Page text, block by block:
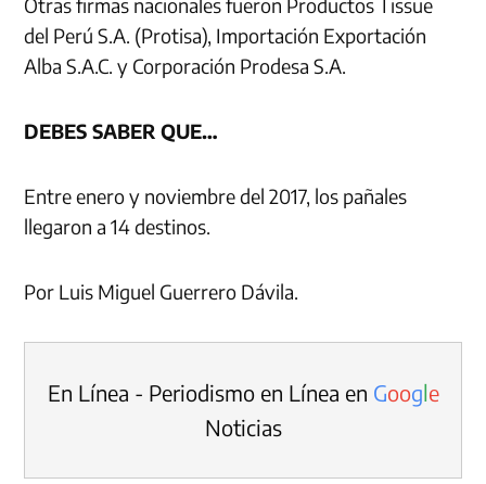
del Perú S.A. (Protisa), Importación Exportación
Alba S.A.C. y Corporación Prodesa S.A.
DEBES SABER QUE…
Entre enero y noviembre del 2017, los pañales
llegaron a 14 destinos.
Por Luis Miguel Guerrero Dávila.
En Línea - Periodismo en Línea en Google
Noticias